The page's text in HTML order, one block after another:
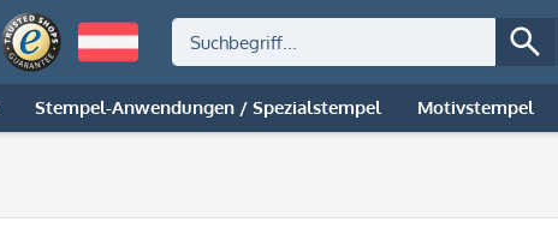
Stempel-Anwendungen / Spezialstempel Motivstempel